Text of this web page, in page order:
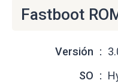
Fastboot
Versión
SO